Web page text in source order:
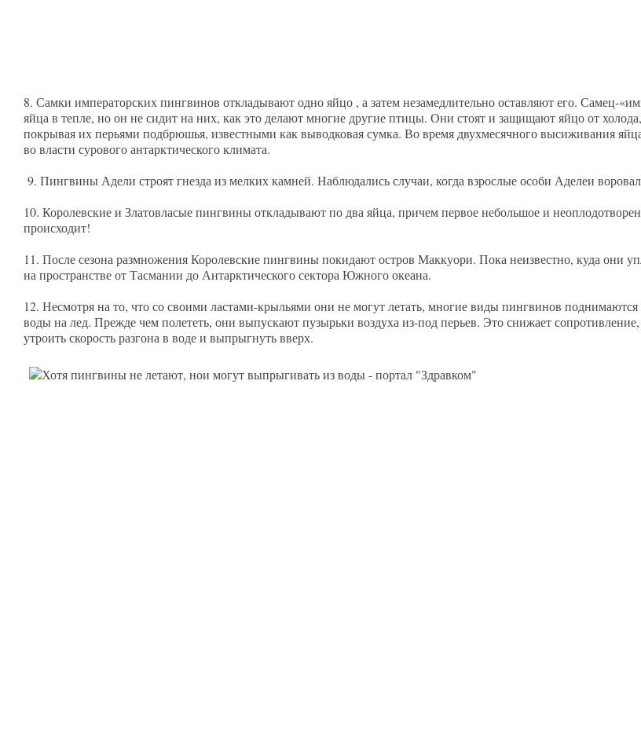
8. Самки императорских пингвинов откладывают одно яйцо , а затем незамедлительно оставляют его. Самец-
яйца в тепле, но он не сидит на них, как это делают многие другие птицы. Они стоят и защищают яйцо от
покрывая их перьями подбрюшья, известными как выводковая сумка. Во время двухмесячного высиживания
во власти сурового антарктического климата.
9. Пингвины Адели строят гнезда из мелких камней. Наблюдались случаи, когда взрослые особи Аделеи
10. Королевские и Златовласые пингвины откладывают по два яйца, причем первое небольшое и
происходит!
11. После сезона размножения Королевские пингвины покидают остров Маккуори. Пока неизвестно, куда они
на пространстве от Тасмании до Антарктического сектора Южного океана.
12. Несмотря на то, что со своими ластами-крыльями они не могут летать, многие виды пингвинов
воды на лед. Прежде чем полететь, они выпускают пузырьки воздуха из-под перьев. Это снижает
утроить скорость разгона в воде и выпрыгнуть вверх.